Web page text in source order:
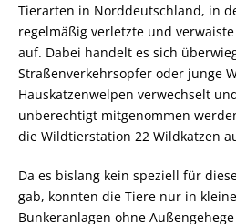
Tierarten in Norddeutschland, in
regelmäßig verletzte und
auf. Dabei handelt es sich
Straßenverkehrsopfer oder junge
Hauskatzenwelpen verwechselt
unberechtigt mitgenommen
die Wildtierstation 22 Wildkatzen
Da es bislang kein speziell für
gab, konnten die Tiere nur in
Bunkeranlagen ohne